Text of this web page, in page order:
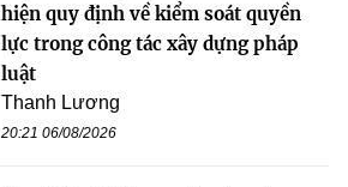
hiện quy định về kiểm soát quyền
lực trong công tác xây dựng pháp
luật
Thanh Lương
20:21 06/08/2026